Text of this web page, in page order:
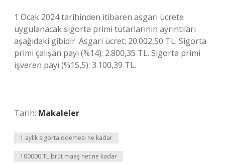
1 Ocak 2024 tarihinden itibaren asgari ücrete
uygulanacak sigorta primi tutarlarının ayrıntıları
aşağıdaki gibidir: Asgari ücret: 20.002,50 TL. Sigorta
primi çalışan payı (%14): 2.800,35 TL. Sigorta primi
işveren payı (%15,5): 3.100,39 TL.
Tarih: Makaleler
1 aylık sigorta ödemesi ne kadar
100000 TL brüt maaş net ne kadar